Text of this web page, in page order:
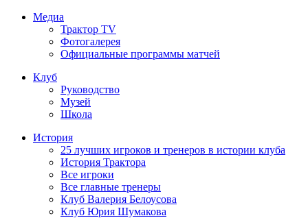
Медиа
Трактор TV
Фотогалерея
Официальные программы матчей
Клуб
Руководство
Музей
Школа
История
25 лучших игроков и тренеров в истории клуба
История Трактора
Все игроки
Все главные тренеры
Клуб Валерия Белоусова
Клуб Юрия Шумакова